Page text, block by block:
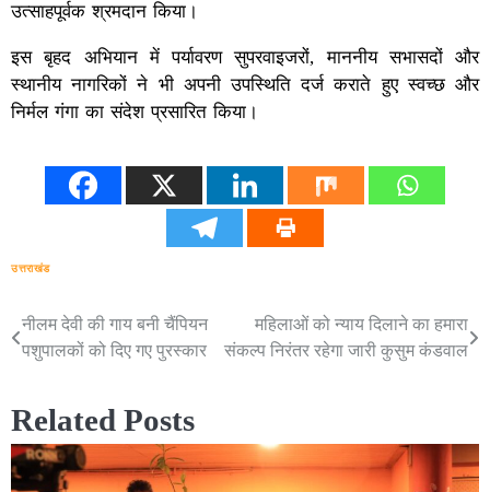
उत्साहपूर्वक श्रमदान किया।
इस बृहद अभियान में पर्यावरण सुपरवाइजरों, माननीय सभासदों और
स्थानीय नागरिकों ने भी अपनी उपस्थिति दर्ज कराते हुए स्वच्छ और
निर्मल गंगा का संदेश प्रसारित किया।
उत्तराखंड
Post
navigation
नीलम देवी की गाय बनी चैंपियन
पशुपालकों को दिए गए पुरस्कार
महिलाओं को न्याय दिलाने का हमारा
संकल्प निरंतर रहेगा जारी कुसुम कंडवाल
Related Posts